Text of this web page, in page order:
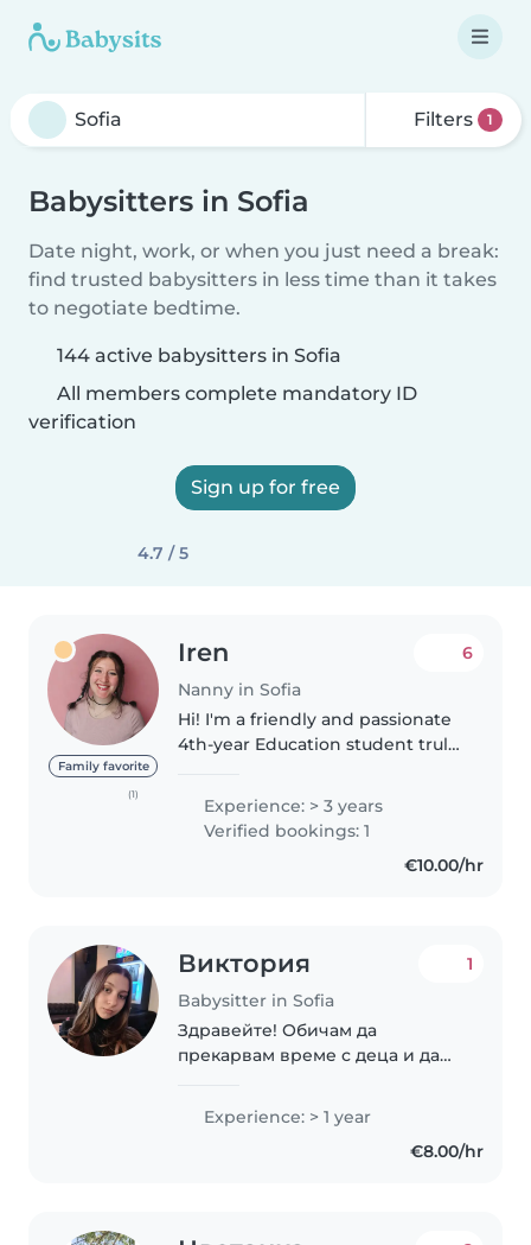
Filters 1
Babysitters in Sofia
Date night, work, or when you just need a break:
find trusted babysitters in less time than it takes
to negotiate bedtime.
144 active babysitters in Sofia
All members complete mandatory ID
verification
Sign up for free
4.7 / 5
Family favorite
(1)
Iren
Nanny in Sofia
6
Hi! I'm a friendly and passionate
4th-year Education student truly
development. Along with my
studies, I have gained valuable
hands-on experience working..
Experience: > 3 years
Verified bookings: 1
€10.00/hr
Виктория
Babysitter in Sofia
1
Здравейте! Обичам да
прекарвам време с деца и да
психология и това ми дава
възможност за по-дълбоко
Experience: > 1 year
€8.00/hr